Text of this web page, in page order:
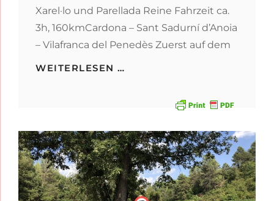
Xarel·lo und Parellada Reine Fahrzeit ca.
3h, 160kmCardona – Sant Sadurní d’Anoia
– Vilafranca del Penedès Zuerst auf dem
WEITERLESEN …
BAGES
–
MONTSERRAT
–
DO
PENEDÈS